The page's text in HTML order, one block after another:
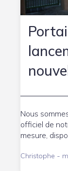
Nous
officiel de
mesure,
Christophe -